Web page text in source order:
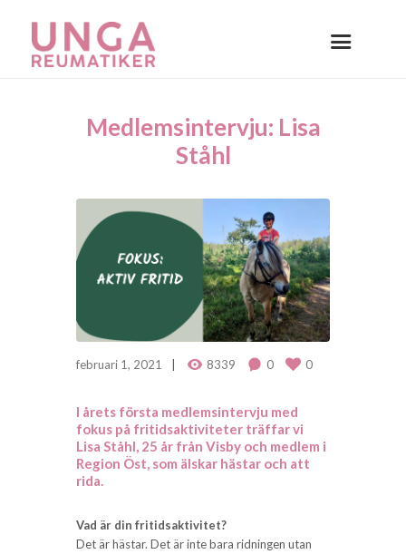
Medlemsintervju: Lisa
Ståhl
februari 1, 2021 8339 0 0
I årets första medlemsintervju med
fokus på fritidsaktiviteter träffar vi
Lisa Ståhl, 25 år från Visby och medlem i
Region Öst, som älskar hästar och att
rida.
Vad är din fritidsaktivitet?
Det är hästar. Det är inte bara ridningen utan